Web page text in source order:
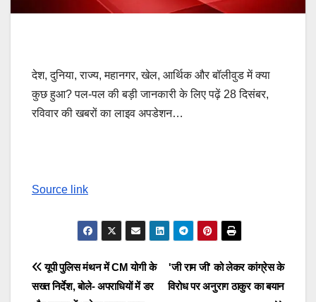
देश, दुनिया, राज्य, महानगर, खेल, आर्थिक और बॉलीवुड में क्या
कुछ हुआ? पल-पल की बड़ी जानकारी के लिए पढ़ें 28 दिसंबर,
रविवार की खबरों का लाइव अपडेशन…
Source link
Post
'जी राम जी' को लेकर कांग्रेस के
विरोध पर अनुराग ठाकुर का बयान
यूपी पुलिस मंथन में CM योगी के
सख्त निर्देश, बोले- अपराधियों में डर